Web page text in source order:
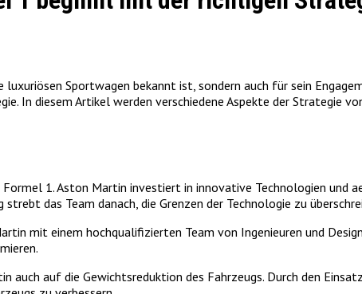
Sportwagen bekannt ist, sondern auch für sein
In diesem Artikel werden verschiedene Aspekte der Strategie
1. Aston Martin investiert in innovative Technologien und
das Team danach, die Grenzen der Technologie zu
mit einem hochqualifizierten Team von Ingenieuren und
auch auf die Gewichtsreduktion des Fahrzeugs. Durch den